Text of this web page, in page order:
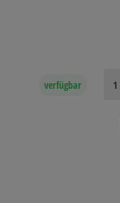
verfügbar